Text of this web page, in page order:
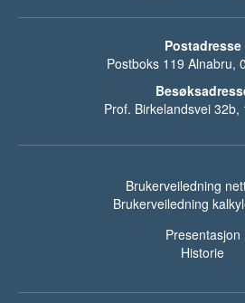
Postadresse
Postboks 119 Alnabru,
Prof. Birkelandsvei 32b,
Brukerveiledning
Brukerveiledning
Presentasjon
Historie